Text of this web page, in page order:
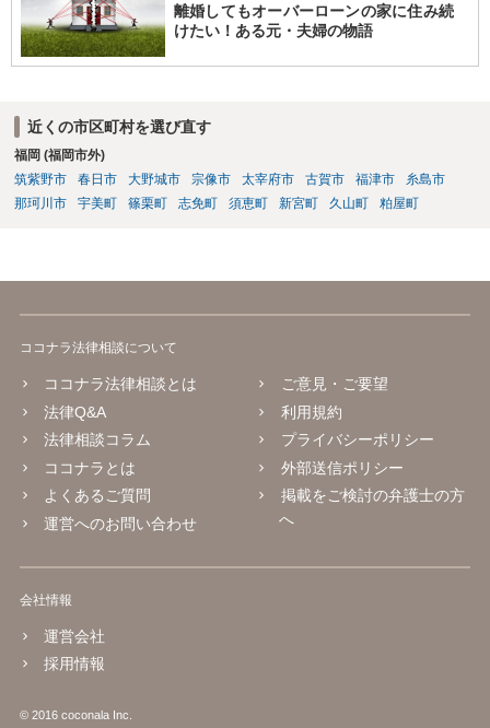
離婚してもオーバーローンの家に住み続
けたい！ある元・夫婦の物語
近くの市区町村を選び直す
福岡 (福岡市外)
筑紫野市
春日市 大野城市 宗像市 太宰府市 古賀市 福津市
糸島市
那珂川市
宇美町 篠栗町 志免町 須恵町 新宮町 久山町 粕屋町
ココナラ法律相談について
ココナラ法律相談とは
法律Q&A
法律相談コラム
ココナラとは
よくあるご質問
運営へのお問い合わせ
ご意見・ご要望
利用規約
プライバシーポリシー
外部送信ポリシー
掲載をご検討の弁護士の方
へ
会社情報
運営会社
採用情報
© 2016 coconala Inc.